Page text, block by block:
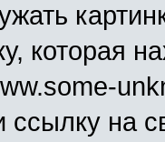
которая
ссылку на